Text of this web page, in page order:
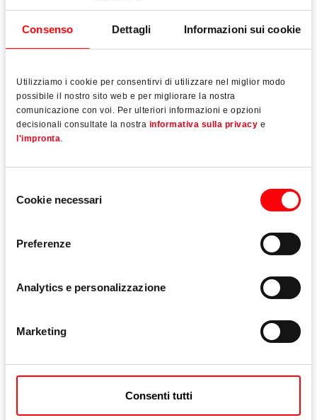
Consenso Dettagli Informazioni sui cookie
Utilizziamo i cookie per consentirvi di utilizzare nel miglior modo
possibile il nostro sito web e per migliorare la nostra
comunicazione con voi. Per ulteriori informazioni e opzioni
decisionali consultate la nostra informativa sulla privacy e
l'impronta
delCookie necessari
Preferenze
Analytics e personalizzazione
Marketing
Consenti tutti
migliorando comfort, tenuta e durata nel tempo di porte e
finestre”.
Leggi tutto